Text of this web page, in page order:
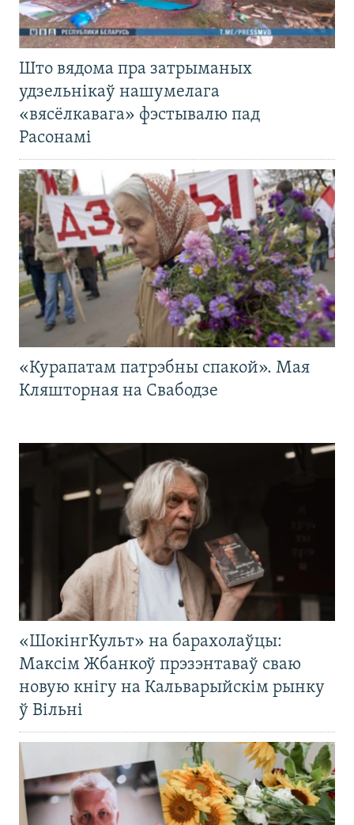
Што вядома пра затрыманых
удзельнікаў нашумелага
«вясёлкавага» фэстывалю пад
Расонамі
«Курапатам патрэбны спакой». Мая
Кляшторная на Свабодзе
«ШокінгКульт» на барахолаўцы:
Максім Жбанкоў прэзэнтаваў сваю
новую кнігу на Кальварыйскім рынку
ў Вільні